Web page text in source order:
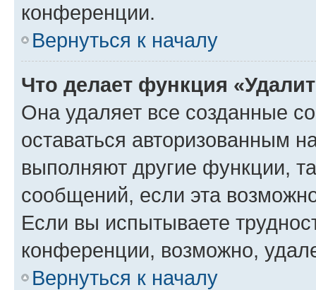
конференции.
Вернуться к началу
Что делает функция
Она удаляет все созданные
оставаться авторизованным
выполняют другие функции,
сообщений, если эта
Если вы испытываете
конференции, возможно,
Вернуться к началу